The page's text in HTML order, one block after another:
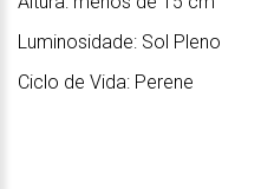
Luminosidade: Sol Pleno
Ciclo de Vida: Perene